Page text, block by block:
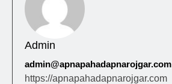
Admin
admin@apnapahadapnarojgar.com
https://apnapahadapnarojgar.com